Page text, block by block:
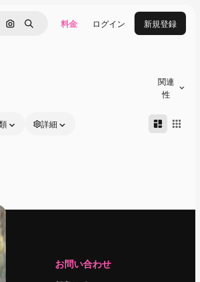
画像で検索
検索 料金 ログイン 新規登録
関連
性
詳細
お問い合わせ